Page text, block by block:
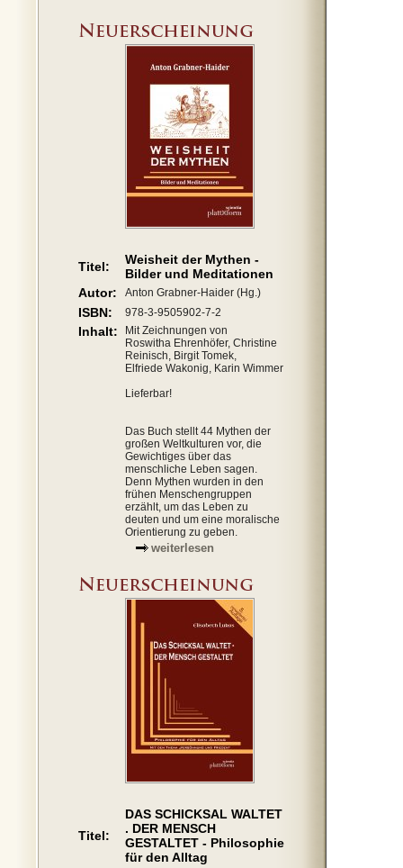
Titel:
Weisheit der Mythen -
Bilder und Meditationen
Autor:
Anton Grabner-Haider (Hg.)
ISBN: 978-3-9505902-7-2
Inhalt:
Mit Zeichnungen von
Roswitha Ehrenhöfer, Christine
Reinisch, Birgit Tomek,
Elfriede Wakonig, Karin Wimmer
Lieferbar!
Das Buch stellt 44 Mythen der
großen Weltkulturen vor, die
Gewichtiges über das
menschliche Leben sagen.
Denn Mythen wurden in den
frühen Menschengruppen
erzählt, um das Leben zu
deuten und um eine moralische
Orientierung zu geben.
weiterlesen
Titel:
DAS SCHICKSAL WALTET
. DER MENSCH
GESTALTET - Philosophie
für den Alltag